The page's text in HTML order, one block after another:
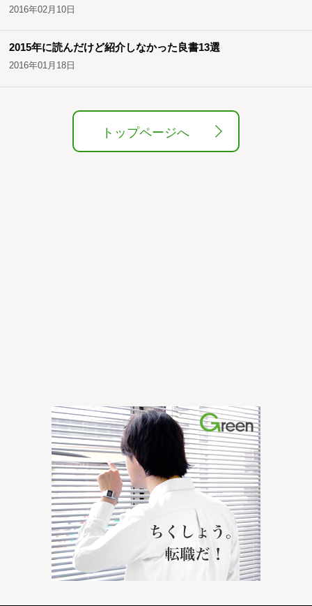
2016年02月10日
2015年に読んだけど紹介しなかった良書13選
2016年01月18日
トップページへ